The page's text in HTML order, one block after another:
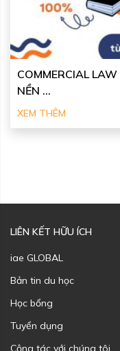
COMMERCIAL
NỀN ...
XEM THÊM
LIÊN KẾT HỮU ÍCH
iae GLOBAL
Bản tin du học
Học bổng
Tuyển dụng
Cộng tác với chúng tôi